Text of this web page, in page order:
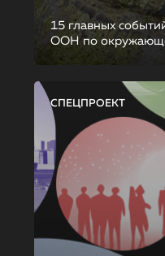
15 главных
ООН по
СПЕЦПРОЕКТ